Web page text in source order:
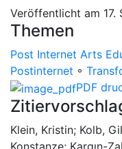
Veröffentlicht am 17.
Themen
Post Internet Arts
Postinternet ◦
PDF
Klein, Kristin; Kolb,
Konstanze; Kargın-